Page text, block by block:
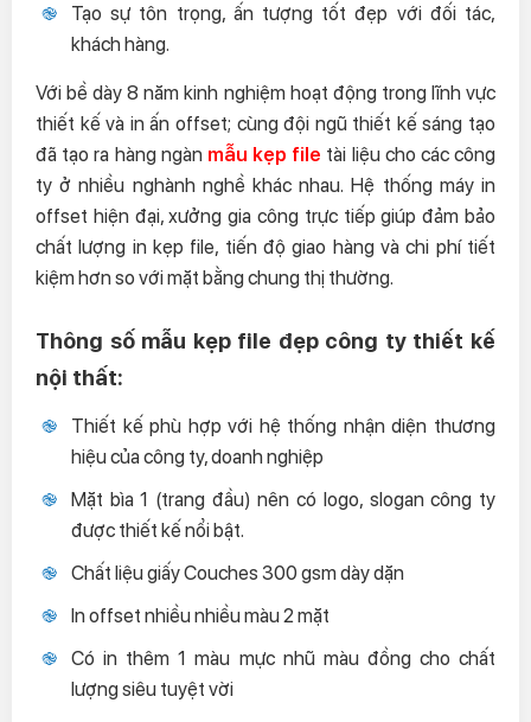
Tạo sự tôn trọng, ấn tượng tốt đẹp với đối tác,
khách hàng.
Với bề dày 8 năm kinh nghiệm hoạt động trong lĩnh vực
thiết kế và in ấn offset; cùng đội ngũ thiết kế sáng tạo
đã tạo ra hàng ngàn mẫu kẹp file tài liệu cho các công
ty ở nhiều nghành nghề khác nhau. Hệ thống máy in
offset hiện đại, xưởng gia công trực tiếp giúp đảm bảo
chất lượng in kẹp file, tiến độ giao hàng và chi phí tiết
kiệm hơn so với mặt bằng chung thị thường.
Thông số mẫu kẹp file đẹp công ty thiết kế
nội thất:
Thiết kế phù hợp với hệ thống nhận diện thương
hiệu của công ty, doanh nghiệp
Mặt bìa 1 (trang đầu) nên có logo, slogan công ty
được thiết kế nổi bật.
Chất liệu giấy Couches 300 gsm dày dặn
In offset nhiều nhiều màu 2 mặt
Có in thêm 1 màu mực nhũ màu đồng cho chất
lượng siêu tuyệt vời